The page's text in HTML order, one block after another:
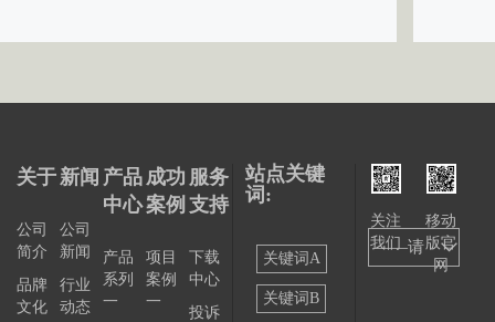
关于
公司
简介
品牌
文化
新闻
公司
新闻
行业
动态
产品
中心
产品
系列
一
成功
案例
项目
案例
一
服务
支持
下载
中心
投诉
站点关键
词:
关键词A
关键词B
关注
我们
移动
版官
网
——请